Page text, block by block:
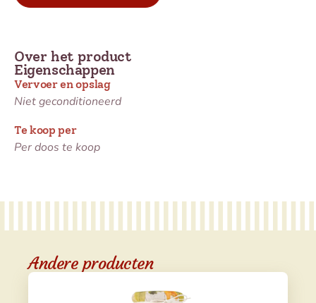
Eigenschappen
Vervoer en opslag
Niet geconditioneerd
Te koop per
Per doos te koop
Over het product
Andere producten